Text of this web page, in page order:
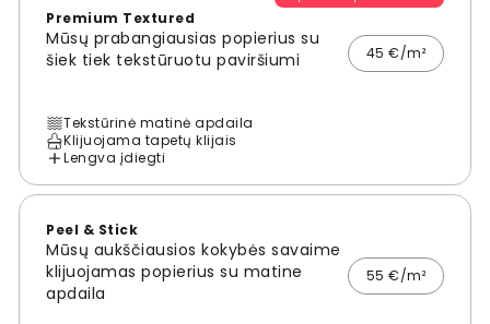
Premium Textured
Mūsų prabangiausias popierius su
šiek tiek tekstūruotu paviršiumi
45 €/m²
Tekstūrinė matinė apdaila
Klijuojama tapetų klijais
Lengva įdiegti
Peel & Stick
Mūsų aukščiausios kokybės savaime
klijuojamas popierius su matine
apdaila
55 €/m²